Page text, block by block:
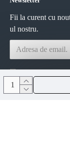
Fii la curent cu
ul nostru.
Am citit și sunt de